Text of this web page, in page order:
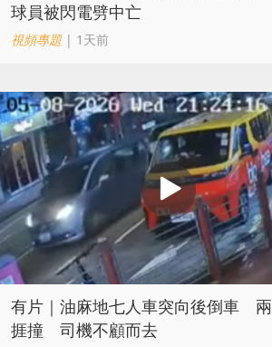
球員被閃電劈中亡
視頻專題| 1天前
有片｜油麻地七人車突向後倒車
捱撞 司機不顧而去